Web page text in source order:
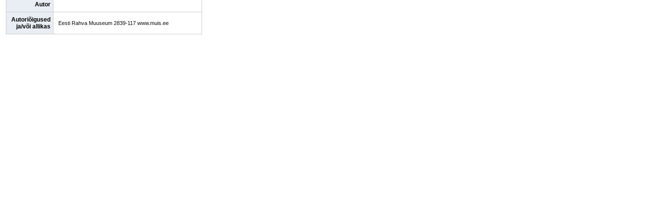
Autor
Autoriõigused
ja/või allikas
Eesti Rahva Muuseum 2839-117 www.muis.ee